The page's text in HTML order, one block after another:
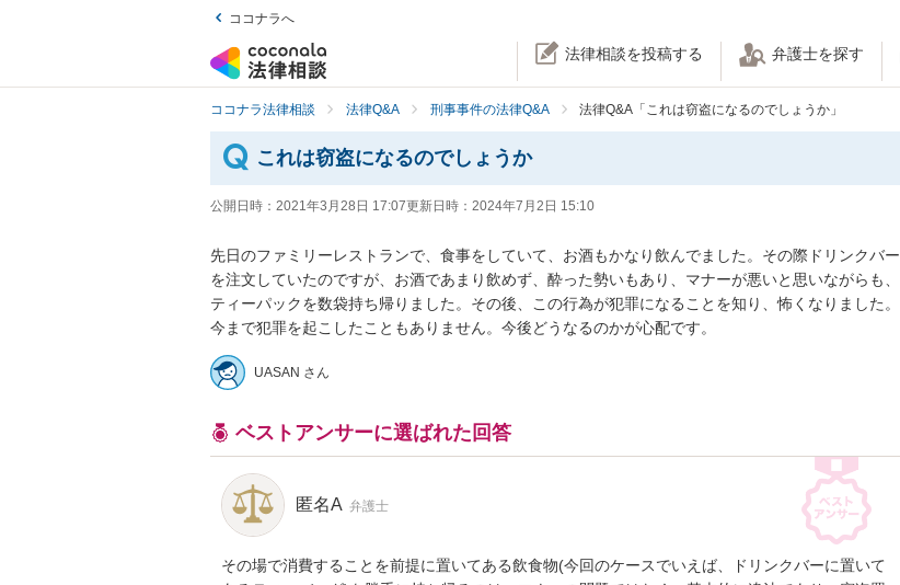
ココナラへ
法律相談を投稿する 弁護士を探す
ココナラ法律相談 法律Q&A 刑事事件の法律Q&A 法律Q&A「これは窃盗になるのでしょうか」
これは窃盗になるのでしょうか
公開日時： 2021年3月28日 17:07更新日時： 2024年7月2日 15:10
先日のファミリーレストランで、食事をしていて、お酒もかなり飲んでました。その際ドリンクバー
を注文していたのですが、お酒であまり飲めず、酔った勢いもあり、マナーが悪いと思いながらも、
ティーパックを数袋持ち帰りました。その後、この行為が犯罪になることを知り、怖くなりました。
今まで犯罪を起こしたこともありません。今後どうなるのかが心配です。
UASAN さん
ベストアンサーに選ばれた回答
匿名A 弁護士
その場で消費することを前提に置いてある飲食物(今回のケースでいえば、ドリンクバーに置いて